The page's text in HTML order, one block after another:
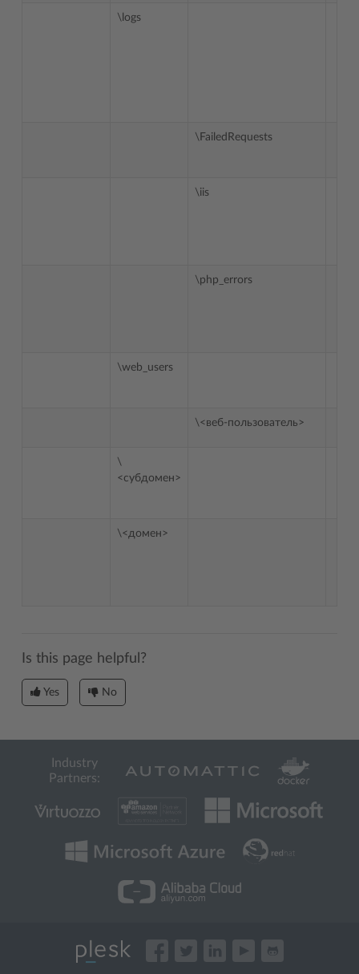
\logs
\FailedRequests
\iis
\php_errors
\web_users
\<веб-пользователь>
\
<субдомен>
\<домен>
Is this page helpful?
Yes No
Industry
Partners: